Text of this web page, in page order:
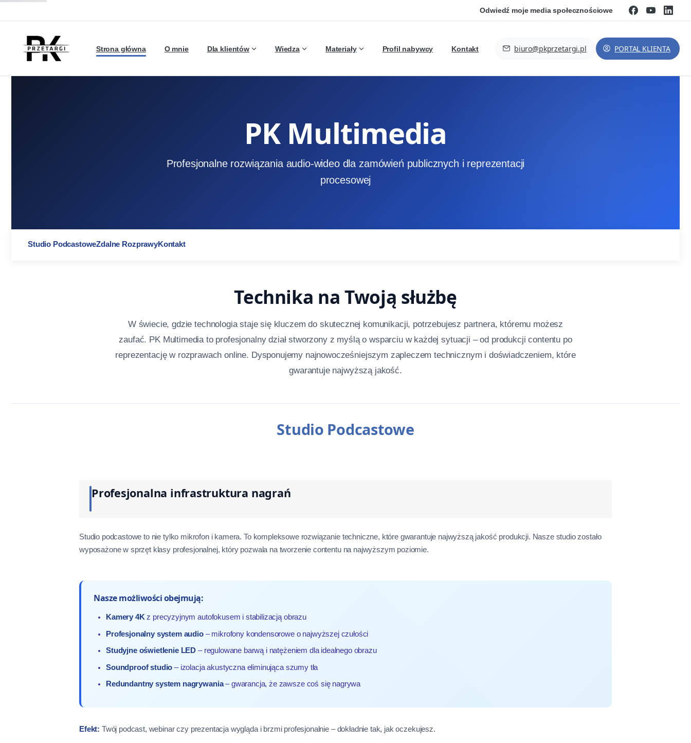
Odwiedź moje media społecznościowe
Strona główna O mnie Dla klientów Wiedza Materiały Profil nabywcy Kontakt biuro@pkprzetargi.pl PORTAL KLIENTA
PK Multimedia
Profesjonalne rozwiązania audio-wideo dla zamówień publicznych i reprezentacji
procesowej
Studio PodcastoweZdalne RozprawyKontakt
Technika na Twoją służbę
W świecie, gdzie technologia staje się kluczem do skutecznej komunikacji, potrzebujesz partnera, któremu możesz
zaufać. PK Multimedia to profesjonalny dział stworzony z myślą o wsparciu w każdej sytuacji – od produkcji contentu po
reprezentację w rozprawach online. Dysponujemy najnowocześniejszym zapleczem technicznym i doświadczeniem, które
gwarantuje najwyższą jakość.
Studio Podcastowe
Profesjonalna infrastruktura nagrań
Studio podcastowe to nie tylko mikrofon i kamera. To kompleksowe rozwiązanie techniczne, które gwarantuje najwyższą jakość produkcji. Nasze studio zostało
wyposażone w sprzęt klasy profesjonalnej, który pozwala na tworzenie contentu na najwyższym poziomie.
Nasze możliwości obejmują:
Kamery 4K z precyzyjnym autofokusem i stabilizacją obrazu
Profesjonalny system audio– mikrofony kondensorowe o najwyższej czułości
Studyjne oświetlenie LED – regulowane barwą i natężeniem dla idealnego obrazu
Soundproof studio – izolacja akustyczna eliminująca szumy tła
Redundantny system nagrywania– gwarancja, że zawsze coś się nagrywa
Efekt: Twój podcast, webinar czy prezentacja wygląda i brzmi profesjonalnie – dokładnie tak, jak oczekujesz.